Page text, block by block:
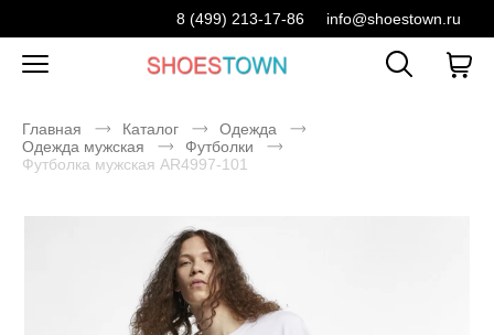
8 (499) 213-17-86 info@shoestown.ru
Главная Каталог
Одежда
Одежда мужская
Футболки
Футболка мужская AR4997-101